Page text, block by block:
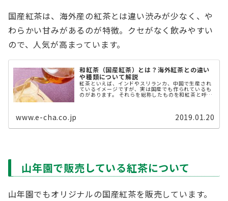
国産紅茶は、海外産の紅茶とは違い渋みが少なく、や
わらかい甘みがあるのが特徴。クセがなく飲みやすい
ので、人気が高まっています。
和紅茶（国産紅茶）とは？海外紅茶との違い
や種類について解説
紅茶といえば、インドやスリランカ、中国で生産され
ているイメージですが、実は国産でも作られているも
のがあります。 それらを総称したものを和紅茶と呼び
www.e-cha.co.jp 2019.01.20
山年園で販売している紅茶について
山年園でもオリジナルの国産紅茶を販売しています。